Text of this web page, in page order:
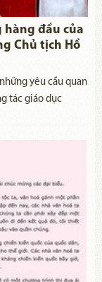
hàng đầu của
Chủ tịch Hồ
yêu cầu quan
tác giáo dục
dựng đạo đức
ngũ cán bộ,
tưởng về “liêm
cầu sự nghiệp đổi
và cấp thiết.